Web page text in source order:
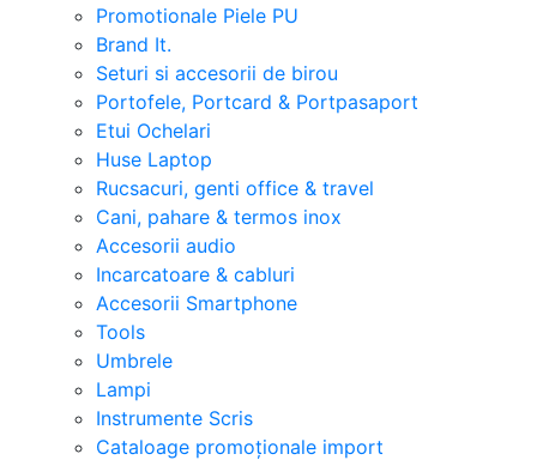
Promotionale Piele PU
Brand It.
Seturi si accesorii de birou
Portofele, Portcard & Portpasaport
Etui Ochelari
Huse Laptop
Rucsacuri, genti office & travel
Cani, pahare & termos inox
Accesorii audio
Incarcatoare & cabluri
Accesorii Smartphone
Tools
Umbrele
Lampi
Instrumente Scris
Cataloage promoționale import